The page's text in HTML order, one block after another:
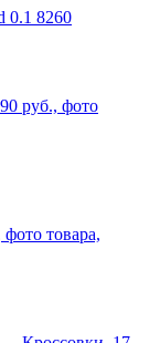
0.1 8260